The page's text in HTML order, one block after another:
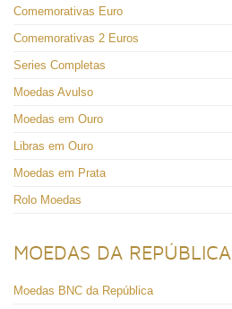
Comemorativas Euro
Comemorativas 2 Euros
Series Completas
Moedas Avulso
Moedas em Ouro
Libras em Ouro
Moedas em Prata
Rolo Moedas
MOEDAS DA REPÚBLICA
Moedas BNC da República